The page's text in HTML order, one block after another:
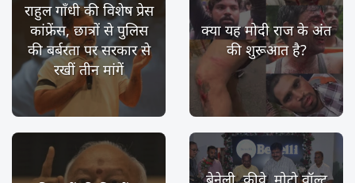
राहुल गाँधी की विशेष प्रेस
कांफ्रेंस, छात्रों से पुलिस
की बर्बरता पर सरकार से
रखीं तीन मांगें
क्या यह मोदी राज के अंत
की शुरूआत है?